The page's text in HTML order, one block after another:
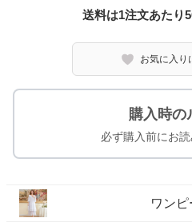
送料は1注文あたり
お気に入り
購入時の
必ず購入前にお読
ワンピ